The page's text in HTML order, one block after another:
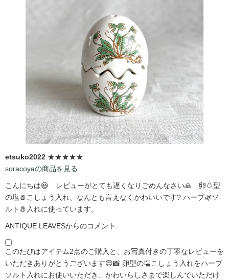
etsuko2022 ★★★★★
soracoyaの商品を見る
こんにちは😃 レビューがとても遅くなりごめんなさい🙏 卵🥚型
の塩🧂こしょう入れ、なんとも言えなくかわいいです?️ ハーブ🌿ソ
ルト🧂入れに使っています。
ANTIQUE LEAVESからのコメント
このたびはアイテム2点のご購入と、お写真付きの丁寧なレビューを
いただきありがとうございます😊📸 卵型の塩こしょう入れをハーブ
ソルト入れにお使いいただき、かわいらしさまで楽しんでいただけ